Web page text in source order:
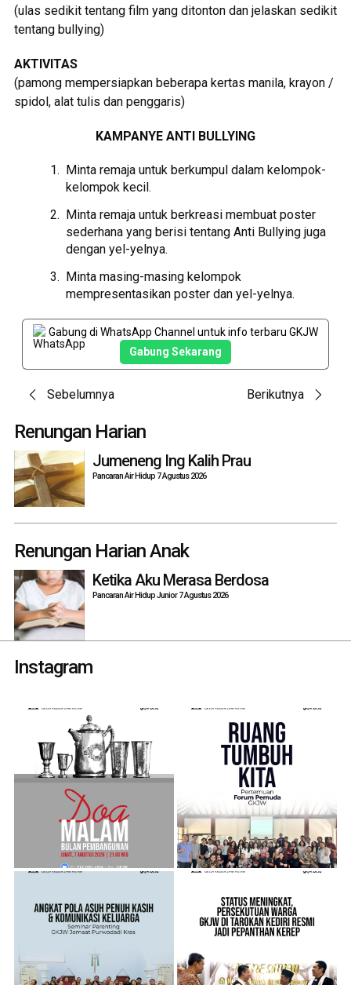
(ulas sedikit tentang film yang ditonton dan jelaskan sedikit
tentang bullying)
AKTIVITAS
(pamong mempersiapkan beberapa kertas manila, krayon /
spidol, alat tulis dan penggaris)
KAMPANYE ANTI BULLYING
Minta remaja untuk berkumpul dalam kelompok-
kelompok kecil.
Minta remaja untuk berkreasi membuat poster
sederhana yang berisi tentang Anti Bullying juga
dengan yel-yelnya.
Minta masing-masing kelompok
mempresentasikan poster dan yel-yelnya.
Gabung di WhatsApp Channel untuk info terbaru GKJW
Gabung Sekarang
Post
navigation
Sebelumnya Berikutnya
Renungan Harian
Jumeneng Ing Kalih Prau
Pancaran Air Hidup 7 Agustus 2026
Renungan Harian Anak
Ketika Aku Merasa Berdosa
Pancaran Air Hidup Junior 7 Agustus 2026
Instagram